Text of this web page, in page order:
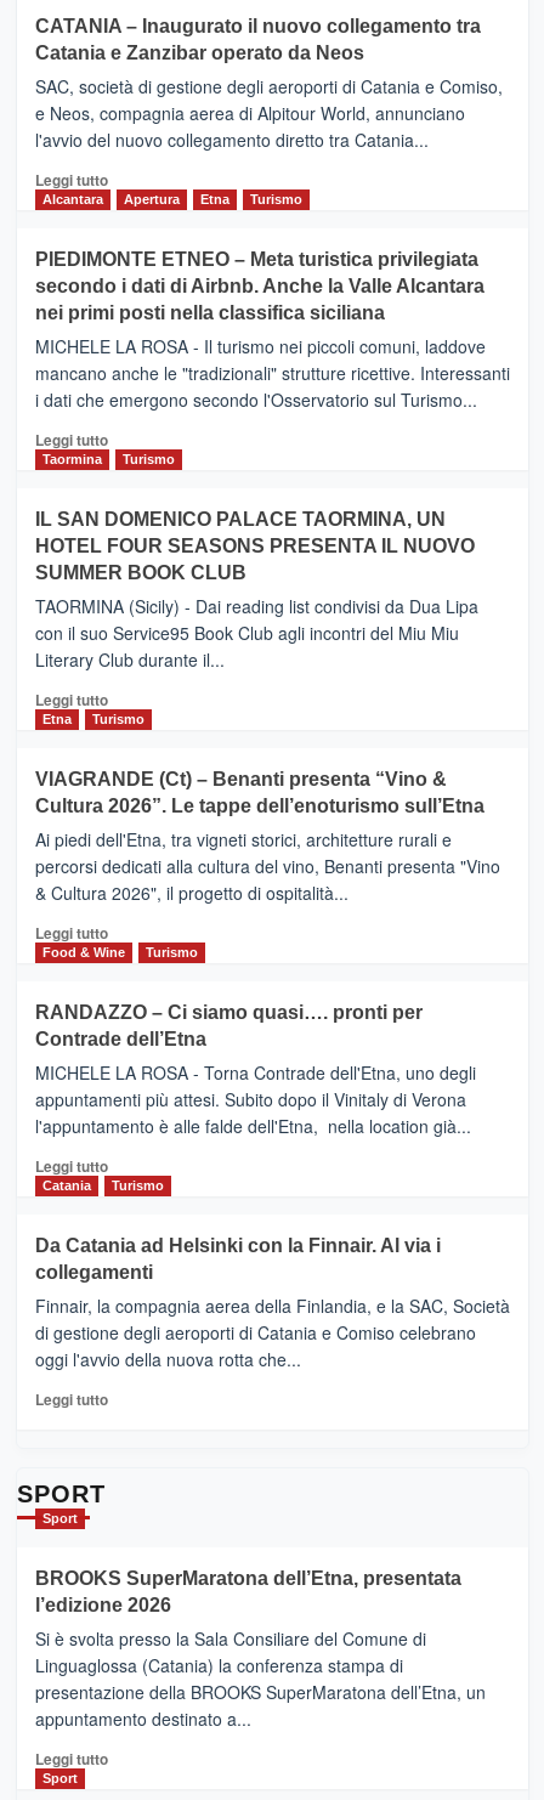
CATANIA – Inaugurato il nuovo collegamento tra
Catania e Zanzibar operato da Neos
SAC, società di gestione degli aeroporti di Catania e Comiso,
e Neos, compagnia aerea di Alpitour World, annunciano
l'avvio del nuovo collegamento diretto tra Catania...
Leggi tuttoLeggi
CATANIA
–
Inaugurato
il
nuovo
collegamento
tra
e
Zanzibar
da
Neos
Alcantara Apertura Etna Turismo
PIEDIMONTE ETNEO – Meta turistica privilegiata
secondo i dati di Airbnb. Anche la Valle Alcantara
nei primi posti nella classifica siciliana
MICHELE LA ROSA - Il turismo nei piccoli comuni, laddove
mancano anche le "tradizionali" strutture ricettive. Interessanti
i dati che emergono secondo l'Osservatorio sul Turismo...
Leggi tuttoLeggi
PIEDIMONTE
ETNEO
–
Meta
turistica
privilegiata
secondo
dati
di
Anche
la
Alcantara
nei
primi
nella
classifica
Taormina Turismo
IL SAN DOMENICO PALACE TAORMINA, UN
HOTEL FOUR SEASONS PRESENTA IL NUOVO
SUMMER BOOK CLUB
TAORMINA (Sicily) - Dai reading list condivisi da Dua Lipa
con il suo Service95 Book Club agli incontri del Miu Miu
Literary Club durante il...
Leggi tuttoLeggi
di
IL
SAN
DOMENICO
PALACE
TAORMINA,
UN
HOTEL
FOUR
IL
NUOVO
SUMMER
CLUB
Etna Turismo
VIAGRANDE (Ct) – Benanti presenta “Vino &
Cultura 2026”. Le tappe dell’enoturismo sull’Etna
Ai piedi dell'Etna, tra vigneti storici, architetture rurali e
percorsi dedicati alla cultura del vino, Benanti presenta "Vino
& Cultura 2026", il progetto di ospitalità...
Leggi tuttoLeggi
di
VIAGRANDE
(Ct)
–
Benanti
presenta
“Vino
&
Cultura
tappe
dell’enoturismo
Food & Wine Turismo
RANDAZZO – Ci siamo quasi…. pronti per
Contrade dell’Etna
MICHELE LA ROSA - Torna Contrade dell'Etna, uno degli
appuntamenti più attesi. Subito dopo il Vinitaly di Verona
l'appuntamento è alle falde dell'Etna, nella location già...
Leggi tuttoLeggi
di
RANDAZZO
–
Ci
siamo
quasi….
pronti
per
Catania Turismo
Da Catania ad Helsinki con la Finnair. Al via i
collegamenti
Finnair, la compagnia aerea della Finlandia, e la SAC, Società
di gestione degli aeroporti di Catania e Comiso celebrano
oggi l'avvio della nuova rotta che...
Leggi tuttoLeggi
con
la
Al
via
i
collegamenti
SPORT
Sport
BROOKS SuperMaratona dell’Etna, presentata
l’edizione 2026
Si è svolta presso la Sala Consiliare del Comune di
Linguaglossa (Catania) la conferenza stampa di
presentazione della BROOKS SuperMaratona dell’Etna, un
appuntamento destinato a...
Leggi tuttoLeggi
Sport